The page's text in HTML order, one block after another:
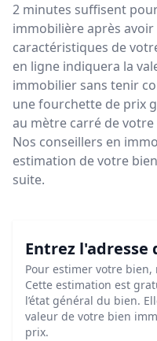
2 minutes suffisent
immobilière après
caractéristiques de
en ligne indiquera la
immobilier sans tenir
une fourchette de prix
au mètre carré de votre
Nos conseillers en
estimation de votre
suite.
Entrez l'adresse
Pour estimer votre bien,
Cette estimation est
l’état général du bien.
valeur de votre bien
prix.